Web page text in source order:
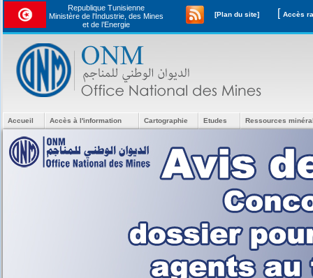
Republique Tunisienne
Ministère de l'Industrie, des Mines
et de l’Energie
[Plan du site] [
Accueil Accès à l'information Cartographie Etudes Ressources